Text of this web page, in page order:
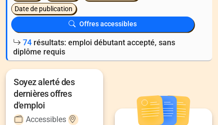
Date de publication
Offres accessibles
74 résultats: emploi débutant accepté, sans
diplôme requis
Soyez alerté des
dernières offres
d'emploi
Accessibles